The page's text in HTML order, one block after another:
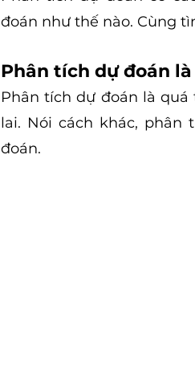
đoán như thế nào. Cùng
Phân tích dự đoán
Phân tích dự đoán là
lai. Nói cách khác,
đoán.